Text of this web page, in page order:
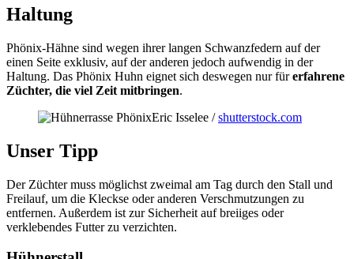
Haltung
Phönix-Hähne sind wegen ihrer langen Schwanzfedern auf der
einen Seite exklusiv, auf der anderen jedoch aufwendig in der
Haltung. Das Phönix Huhn eignet sich deswegen nur fürerfahrene
Züchter, die viel Zeit mitbringen.
Eric Isselee /shutterstock.com
Unser Tipp
Der Züchter muss möglichst zweimal am Tag durch den Stall und
Freilauf, um die Kleckse oder anderen Verschmutzungen zu
entfernen. Außerdem ist zur Sicherheit auf breiiges oder
verklebendes Futter zu verzichten.